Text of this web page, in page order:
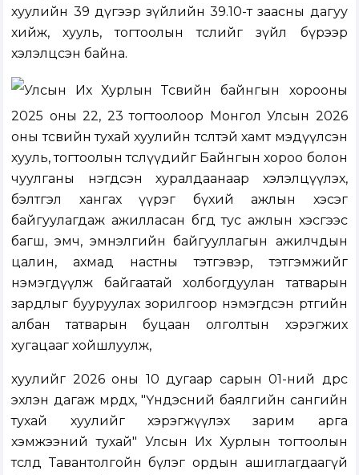
хуулийн 39 дүгээр зүйлийн 39.10-т заасны дагуу
хийж, хууль, тогтоолын төслийг зүйл бүрээр
хэлэлцсэн байна.
Улсын Их Хурлын Төсвийн байнгын хорооны
2025 оны 22, 23 тогтоолоор Монгол Улсын 2026
оны төсвийн тухай хуулийн төсөлтэй хамт мэдүүлсэн
хууль, тогтоолын төслүүдийг Байнгын хороо болон
чуулганы нэгдсэн хуралдаанаар хэлэлцүүлэх,
бэлтгэл хангах үүрэг бүхий ажлын хэсэг
байгуулагдаж ажилласан бөгөөд тус ажлын хэсгээс
багш, эмч, эмнэлгийн байгууллагын ажилчдын
цалин, ахмад настны тэтгэвэр, тэтгэмжийг
нэмэгдүүлж байгаатай холбогдуулан татварын
зардлыг бууруулах зорилгоор нэмэгдсэн өртгийн
албан татварын буцаан олголтын хэрэгжих
хугацааг хойшлуулж,
хуулийг 2026 оны 10 дугаар сарын 01-ний өдрөөс
эхлэн дагаж мөрдөх, "Үндэсний баялгийн сангийн
тухай хуулийг хэрэгжүүлэх зарим арга
хэмжээний тухай" Улсын Их Хурлын тогтоолын
төсөлд Тавантолгойн бүлэг ордын ашиглагдаагүй